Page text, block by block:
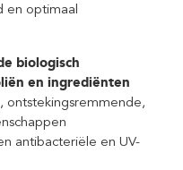
en optimaal
biologisch
en ingrediënten
ontstekingsremmende,
antibacteriële en UV-